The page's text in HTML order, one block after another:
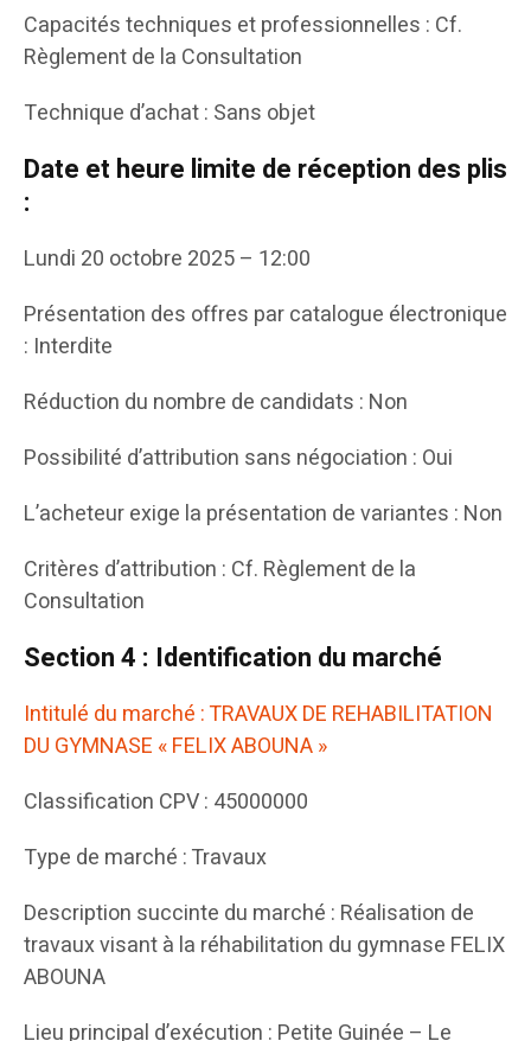
Capacités techniques et professionnelles : Cf.
Règlement de la Consultation
Technique d’achat : Sans objet
Date et heure limite de réception des plis
:
Lundi 20 octobre 2025 – 12:00
Présentation des offres par catalogue électronique
: Interdite
Réduction du nombre de candidats : Non
Possibilité d’attribution sans négociation : Oui
L’acheteur exige la présentation de variantes : Non
Critères d’attribution : Cf. Règlement de la
Consultation
Section 4 : Identification du marché
Intitulé du marché : TRAVAUX DE REHABILITATION
DU GYMNASE « FELIX ABOUNA »
Classification CPV : 45000000
Type de marché : Travaux
Description succinte du marché : Réalisation de
travaux visant à la réhabilitation du gymnase FELIX
ABOUNA
Lieu principal d’exécution : Petite Guinée – Le